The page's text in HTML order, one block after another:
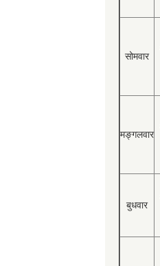
सोमवार
मङ्गलवार
बुधवार